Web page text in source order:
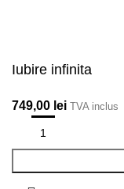
Iubire infinita
749,00 lei TVA inclus